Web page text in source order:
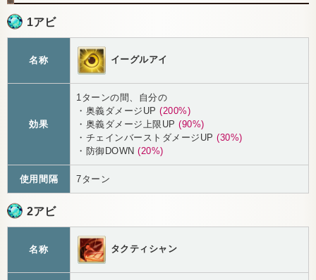
1アビ
名称 イーグルアイ
効果
1ターンの間、自分の
・奥義ダメージUP (200%)
・奥義ダメージ上限UP (90%)
・チェインバーストダメージUP (30%)
・防御DOWN (20%)
使用間隔 7ターン
2アビ
名称 タクティシャン